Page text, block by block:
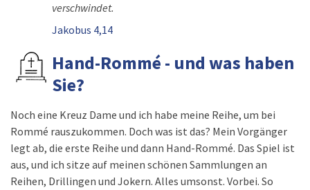
verschwindet.
Jakobus 4,14
Hand-Rommé - und was haben
Sie?
Noch eine Kreuz Dame und ich habe meine Reihe, um bei
Rommé rauszukommen. Doch was ist das? Mein Vorgänger
legt ab, die erste Reihe und dann Hand-Rommé. Das Spiel ist
aus, und ich sitze auf meinen schönen Sammlungen an
Reihen, Drillingen und Jokern. Alles umsonst. Vorbei. So